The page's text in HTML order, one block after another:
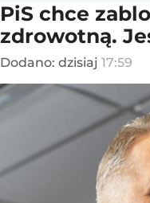
PiS chce
zdrowotną.
Dodano: dzisiaj 17:59